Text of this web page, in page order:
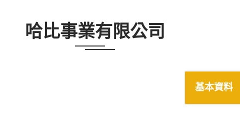
哈比事業有限公司
基本資料